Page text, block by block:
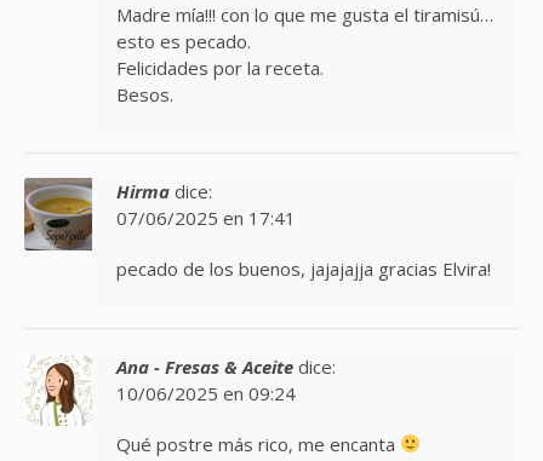
Madre mía!!! con lo que me gusta el tiramisú…
esto es pecado.
Felicidades por la receta.
Besos.
Hirma dice:
07/06/2025 en 17:41
pecado de los buenos, jajajajja gracias Elvira!
Ana - Fresas & Aceite dice:
10/06/2025 en 09:24
Qué postre más rico, me encanta